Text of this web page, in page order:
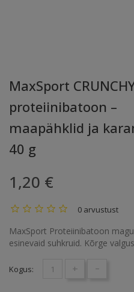
MaxSport
proteiinibatoon –
maapähklid ja
40 g
1,20 €
0 arvustust
MaxSport Proteiinibatoon
esinevaid suhkruid. Kõrge
Kogus: + -